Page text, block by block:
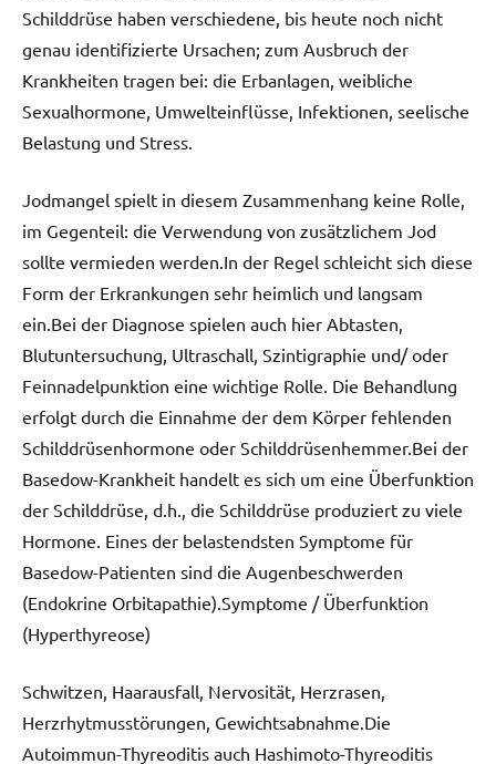
Schilddrüse haben verschiedene, bis heute noch nicht
genau identifizierte Ursachen; zum Ausbruch der
Krankheiten tragen bei: die Erbanlagen, weibliche
Sexualhormone, Umwelteinflüsse, Infektionen, seelische
Belastung und Stress.
Jodmangel spielt in diesem Zusammenhang keine Rolle,
im Gegenteil: die Verwendung von zusätzlichem Jod
sollte vermieden werden.In der Regel schleicht sich diese
Form der Erkrankungen sehr heimlich und langsam
ein.Bei der Diagnose spielen auch hier Abtasten,
Blutuntersuchung, Ultraschall, Szintigraphie und/ oder
Feinnadelpunktion eine wichtige Rolle. Die Behandlung
erfolgt durch die Einnahme der dem Körper fehlenden
Schilddrüsenhormone oder Schilddrüsenhemmer.Bei der
Basedow-Krankheit handelt es sich um eine Überfunktion
der Schilddrüse, d.h., die Schilddrüse produziert zu viele
Hormone. Eines der belastendsten Symptome für
Basedow-Patienten sind die Augenbeschwerden
(Endokrine Orbitapathie).Symptome / Überfunktion
(Hyperthyreose)
Schwitzen, Haarausfall, Nervosität, Herzrasen,
Herzrhytmusstörungen, Gewichtsabnahme.Die
Autoimmun-Thyreoditis auch Hashimoto-Thyreoditis